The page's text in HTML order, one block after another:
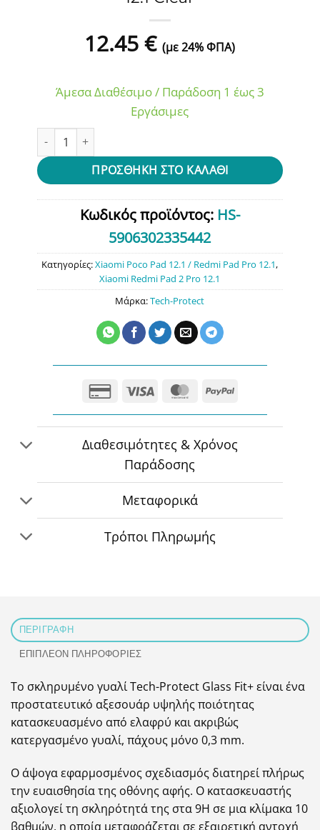
12.45€ (με 24% ΦΠΑ)
Άμεσα Διαθέσιμο / Παράδοση 1 έως 3
Εργάσιμες
Tech-protect Glass Fit+ 2-pack Xiaomi Redmi Pad Pro / 2
ΠΡΟΣΘΉΚΗ ΣΤΟ ΚΑΛΆΘΙ
Κωδικός προϊόντος: HS-
5906302335442
Κατηγορίες:Xiaomi Poco Pad 12.1 / Redmi Pad Pro 12.1,
Xiaomi Redmi Pad 2 Pro 12.1
Μάρκα:Tech-Protect
Credit
2
Visa MasterCard
PayPal
Διαθεσιμότητες & Χρόνος
Παράδοσης
Μεταφορικά
Τρόποι Πληρωμής
ΠΕΡΙΓΡΑΦΉ
ΕΠΙΠΛΈΟΝ ΠΛΗΡΟΦΟΡΊΕΣ
Το σκληρυμένο γυαλί Tech-Protect Glass Fit+ είναι ένα
προστατευτικό αξεσουάρ υψηλής ποιότητας
κατασκευασμένο από ελαφρύ και ακριβώς
κατεργασμένο γυαλί, πάχους μόνο 0,3 mm.
Ο άψογα εφαρμοσμένος σχεδιασμός διατηρεί πλήρως
την ευαισθησία της οθόνης αφής. Ο κατασκευαστής
αξιολογεί τη σκληρότητά της στα 9H σε μια κλίμακα 10
βαθμών, η οποία μεταφράζεται σε εξαιρετική αντοχή